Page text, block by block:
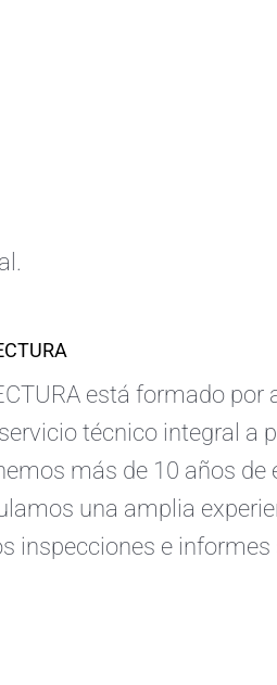
está formado
técnico integral a
más de 10 años
una amplia
inspecciones e